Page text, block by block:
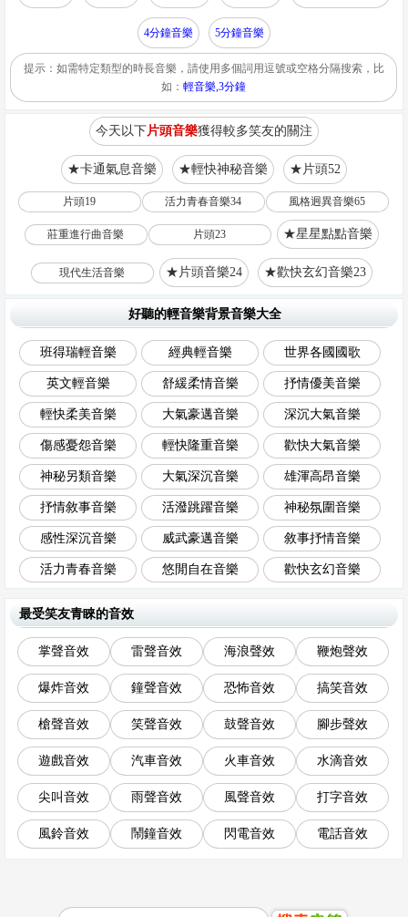
4分鐘音樂 5分鐘音樂
提示：如需特定類型的時長音樂，請使用多個詞用逗號或空格分隔搜索，比
如：輕音樂,3分鐘
今天以下片頭音樂獲得較多笑友的關注
★卡通氣息音樂 ★輕快神秘音樂 ★片頭52
片頭19 活力青春音樂34 風格迥異音樂65
莊重進行曲音樂 片頭23 ★星星點點音樂
現代生活音樂 ★片頭音樂24 ★歡快玄幻音樂23
好聽的輕音樂背景音樂大全
班得瑞輕音樂 經典輕音樂 世界各國國歌
英文輕音樂 舒緩柔情音樂 抒情優美音樂
輕快柔美音樂 大氣豪邁音樂 深沉大氣音樂
傷感憂怨音樂 輕快隆重音樂 歡快大氣音樂
神秘另類音樂 大氣深沉音樂 雄渾高昂音樂
抒情敘事音樂 活潑跳躍音樂 神秘氛圍音樂
感性深沉音樂 威武豪邁音樂 敘事抒情音樂
活力青春音樂 悠閒自在音樂 歡快玄幻音樂
最受笑友青睞的音效
掌聲音效 雷聲音效 海浪聲效 鞭炮聲效
爆炸音效 鐘聲音效 恐怖音效 搞笑音效
槍聲音效 笑聲音效 鼓聲音效 腳步聲效
遊戲音效 汽車音效 火車音效 水滴音效
尖叫音效 雨聲音效 風聲音效 打字音效
風鈴音效 鬧鐘音效 閃電音效 電話音效